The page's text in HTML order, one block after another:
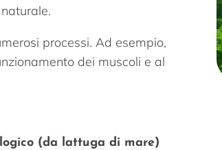
processi. Ad esempio,
dei muscoli e al
(da lattuga di mare)